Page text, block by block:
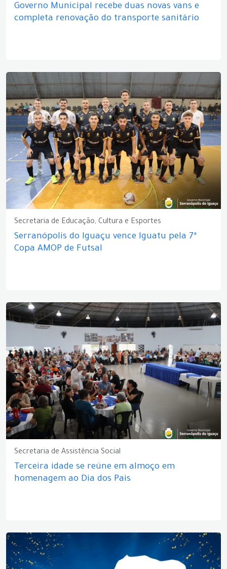
Governo Municipal recebe duas novas vans e
completa renovação do transporte sanitário
Secretaria de Educação, Cultura e Esportes
Serranópolis do Iguaçu vence Iguatu pela 7ª
Copa AMOP de Futsal
Secretaria de Assistência Social
Terceira idade se reúne em almoço em
homenagem ao Dia dos Pais